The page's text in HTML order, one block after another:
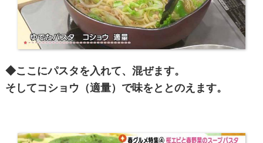
◆ここにパスタを入れて、混ぜます。
そしてコショウ（適量）で味をととのえます。